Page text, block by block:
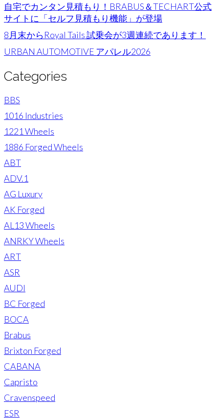
自宅でカンタン見積もり！BRABUS＆TECHART公式
サイトに「セルフ見積もり機能」が登場
8月末からRoyal Tails 試乗会が3週連続であります！
URBAN AUTOMOTIVE アパレル2026
Categories
BBS
1016 Industries
1221 Wheels
1886 Forged Wheels
ABT
ADV.1
AG Luxury
AK Forged
AL13 Wheels
ANRKY Wheels
ART
ASR
AUDI
BC Forged
BOCA
Brabus
Brixton Forged
CABANA
Capristo
Cravenspeed
ESR